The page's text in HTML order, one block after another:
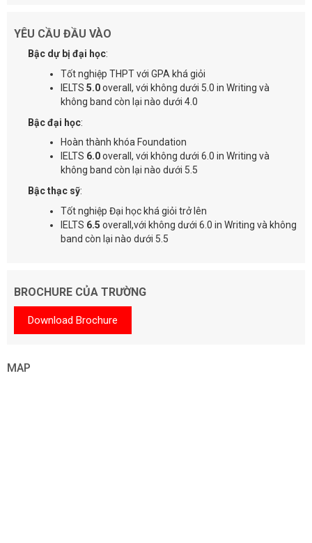
YÊU CẦU ĐẦU VÀO
Bậc dự bị đại học:
Tốt nghiệp THPT với GPA khá giỏi
IELTS 5.0overall, với không dưới 5.0 in Writing và
không band còn lại nào dưới 4.0
Bậc đại học:
Hoàn thành khóa Foundation
IELTS 6.0overall, với không dưới 6.0 in Writing và
không band còn lại nào dưới 5.5
Bậc thạc sỹ:
Tốt nghiệp Đại học khá giỏi trở lên
IELTS 6.5 overall,với không dưới 6.0 in Writing và không
band còn lại nào dưới 5.5
BROCHURE CỦA TRƯỜNG
Download Brochure
MAP